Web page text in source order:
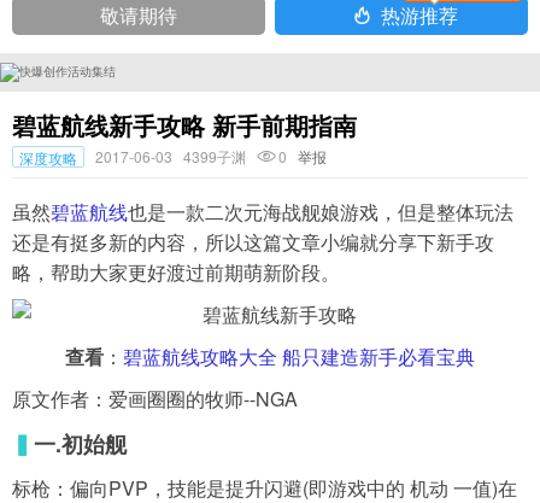
4399手机游戏网
敬请期待 热游推荐
碧蓝航线新手攻略 新手前期指南
深度攻略 2017-06-03 4399子渊 0 举报
虽然碧蓝航线也是一款二次元海战舰娘游戏，但是整体玩法
还是有挺多新的内容，所以这篇文章小编就分享下新手攻
略，帮助大家更好渡过前期萌新阶段。
查看 ： 碧蓝航线攻略大全 船只建造新手必看宝典
原文作者：爱画圈圈的牧师--NGA
▍一.初始舰
标枪：偏向PVP，技能是提升闪避(即游戏中的 机动 一值)在